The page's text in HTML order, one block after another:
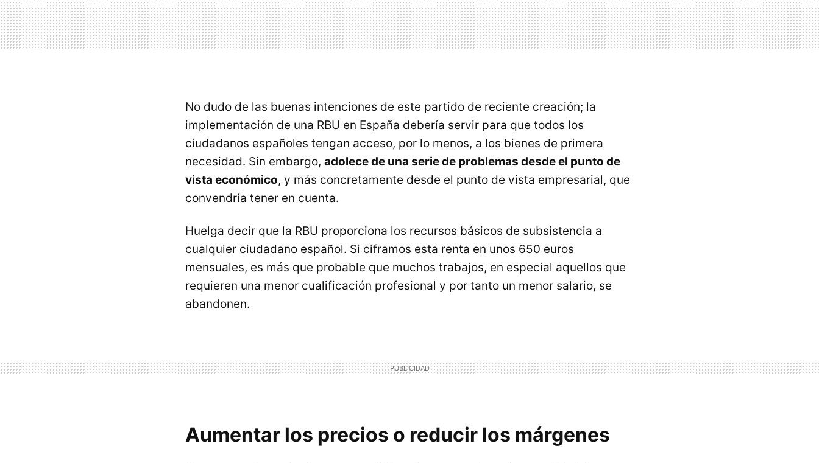
No dudo de las buenas intenciones de este partido de reciente creación; la
implementación de una RBU en España debería servir para que todos los
ciudadanos españoles tengan acceso, por lo menos, a los bienes de primera
necesidad. Sin embargo, adolece de una serie de problemas desde el punto de
vista económico, y más concretamente desde el punto de vista empresarial, que
convendría tener en cuenta.
Huelga decir que la RBU proporciona los recursos básicos de subsistencia a
cualquier ciudadano español. Si ciframos esta renta en unos 650 euros
mensuales, es más que probable que muchos trabajos, en especial aquellos que
requieren una menor cualificación profesional y por tanto un menor salario, se
abandonen.
Aumentar los precios o reducir los márgenes